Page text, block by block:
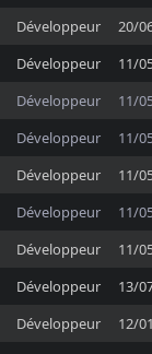
Développeur
20/
Développeur
11/
Développeur
11/
Développeur
11/
Développeur
11/
Développeur
11/
Développeur
11/
Développeur
13/
Développeur 12/